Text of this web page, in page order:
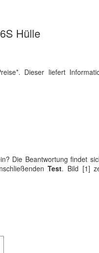
Hülle
Dieser liefert
Die Beantwortung findet
Test. Bild [1]